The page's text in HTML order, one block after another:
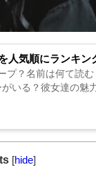
人気順にランキン
プ？名前は何て読
いる？彼女達の魅
hide]